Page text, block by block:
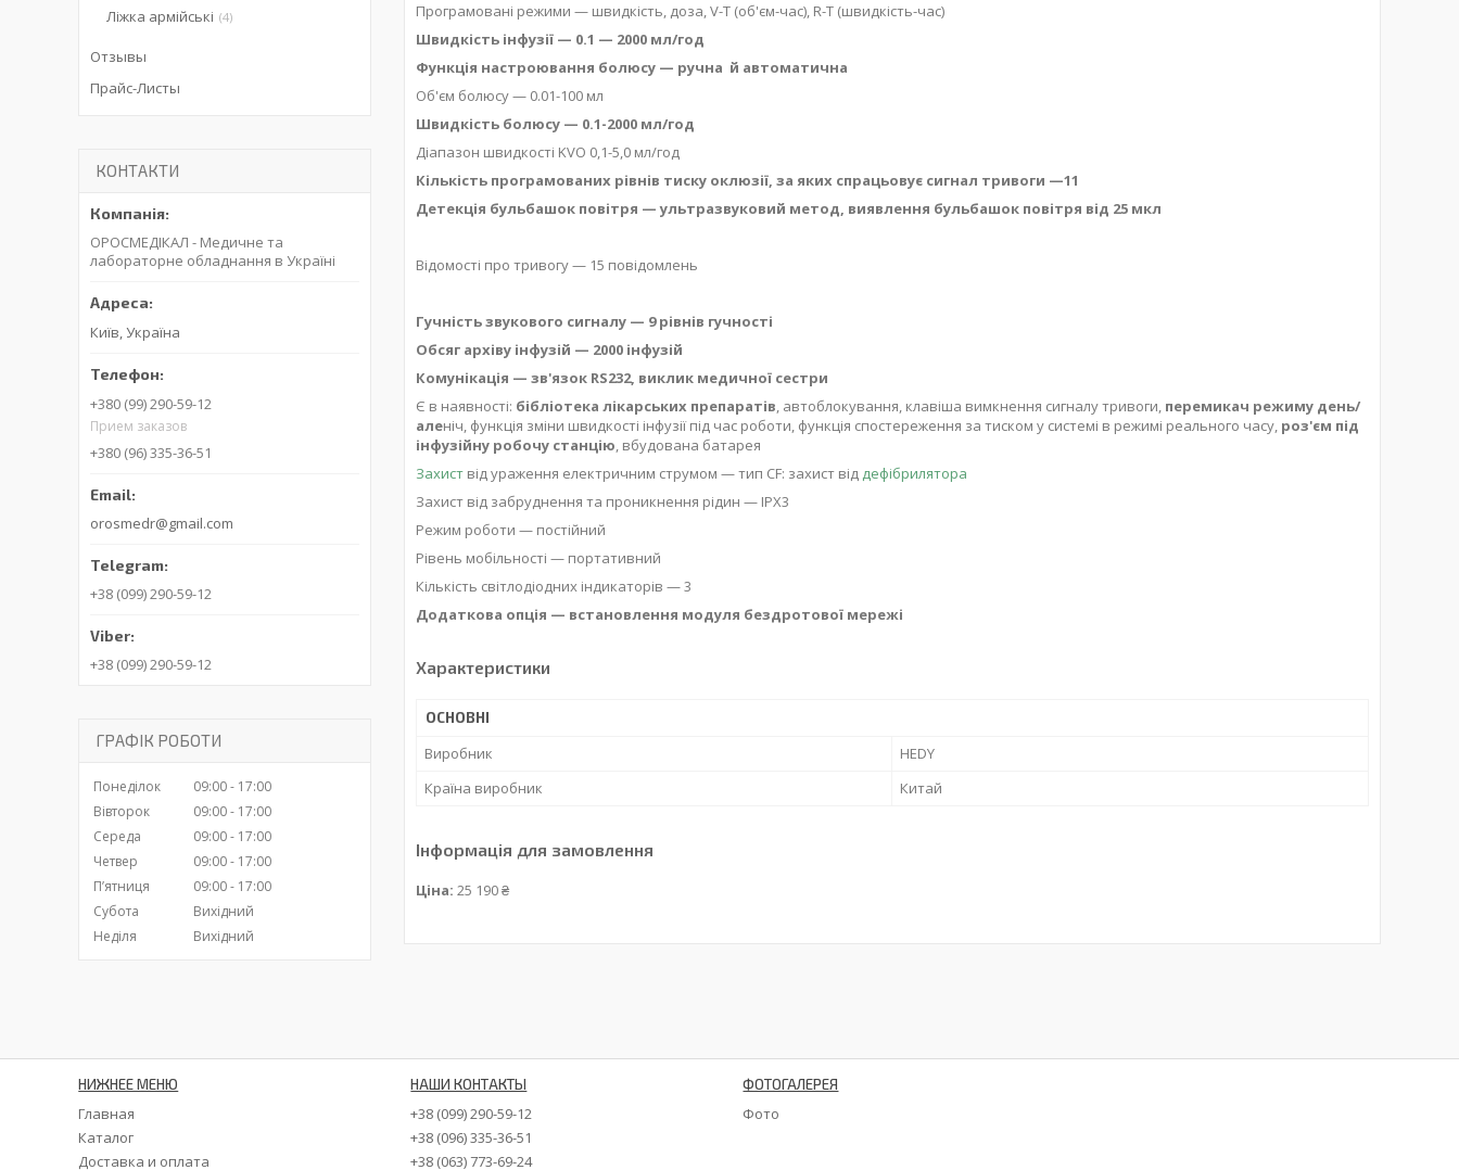
Програмовані режими — швидкість, доза, V-T (об'єм-час), R-T (швидкість-час)
Швидкість інфузії — 0.1 — 2000 мл/год
Функція настроювання болюсу — ручна й автоматична
Об'єм болюсу — 0.01-100 мл
Швидкість болюсу — 0.1-2000 мл/год
Діапазон швидкості KVO 0,1-5,0 мл/год
Кількість програмованих рівнів тиску оклюзії, за яких спрацьовує сигнал тривоги —11
Детекція бульбашок повітря — ультразвуковий метод, виявлення бульбашок повітря від 25 мкл
Відомості про тривогу — 15 повідомлень
Гучність звукового сигналу — 9 рівнів гучності
Обсяг архіву інфузій — 2000 інфузій
Комунікація — зв'язок RS232, виклик медичної сестри
Є в наявності: бібліотека лікарських препаратів, автоблокування, клавіша вимкнення сигналу тривоги, перемикач режиму день/
аленіч, функція зміни швидкості інфузії під час роботи, функція спостереження за тиском у системі в режимі реального часу, роз'єм під
інфузійну робочу станцію, вбудована батарея
Захист від ураження електричним струмом — тип CF: захист від дефібрилятора
Захист від забруднення та проникнення рідин — IPX3
Режим роботи — постійний
Рівень мобільності — портативний
Кількість світлодіодних індикаторів — 3
Додаткова опція — встановлення модуля бездротової мережі
Характеристики
ОСНОВНІ
Виробник
HEDY
Країна виробник
Китай
Інформація для замовлення
Ціна: 25 190 ₴
Ліжка армійські 4
Отзывы
Прайс-Листы
КОНТАКТИ
ОРОСМЕДІКАЛ - Медичне та
лабораторне обладнання в Україні
Київ, Україна
+380 (99) 290-59-12
Прием заказов
+380 (96) 335-36-51
orosmedr@gmail.com
+38 (099) 290-59-12
+38 (099) 290-59-12
ГРАФІК РОБОТИ
Понеділок 09:00
17:00
Вівторок
09:00
17:00
Середа
09:00
17:00
Четвер
09:00
17:00
Пʼятниця
09:00
17:00
Субота
Вихідний
Неділя
Вихідний
НИЖНЕЕ МЕНЮ
Главная
Каталог
Доставка и оплата
НАШИ КОНТАКТЫ
+38 (099) 290-59-12
+38 (096) 335-36-51
+38 (063) 773-69-24
ФОТОГАЛЕРЕЯ
Фото